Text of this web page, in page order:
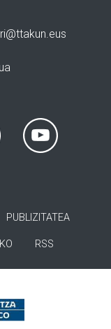
PUBLIZITATEA
RSS